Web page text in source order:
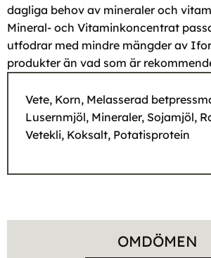
dagliga behov av mineraler och
Mineral- och Vitaminkoncentrat
utfodrar med mindre mängder av
produkter än vad som är
Vete, Korn, Melasserad
Lusernmjöl, Mineraler, Sojamjöl,
Vetekli, Koksalt, Potatisprotein
OMDÖMEN